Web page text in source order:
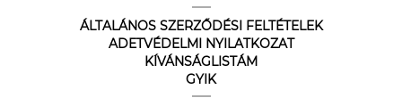
ÁLTALÁNOS SZERZŐDÉSI FELTÉTELEK
ADETVÉDELMI NYILATKOZAT
KÍVÁNSÁGLISTÁM
GYIK